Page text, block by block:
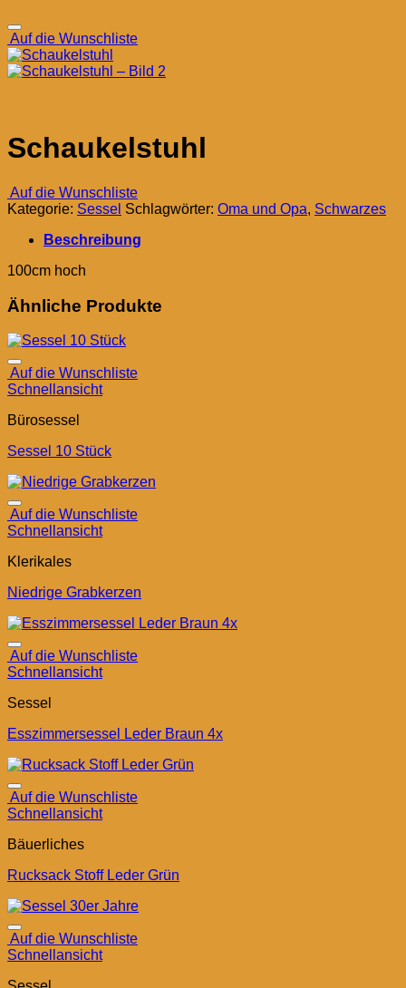
Auf die Wunschliste
Schaukelstuhl
Auf die Wunschliste
Kategorie: Sessel Schlagwörter: Oma und Opa, Schwarzes
Beschreibung
100cm hoch
Ähnliche Produkte
Auf die Wunschliste
Schnellansicht
Bürosessel
Sessel 10 Stück
Auf die Wunschliste
Schnellansicht
Klerikales
Niedrige Grabkerzen
Auf die Wunschliste
Schnellansicht
Sessel
Esszimmersessel Leder Braun 4x
Auf die Wunschliste
Schnellansicht
Bäuerliches
Rucksack Stoff Leder Grün
Auf die Wunschliste
Schnellansicht